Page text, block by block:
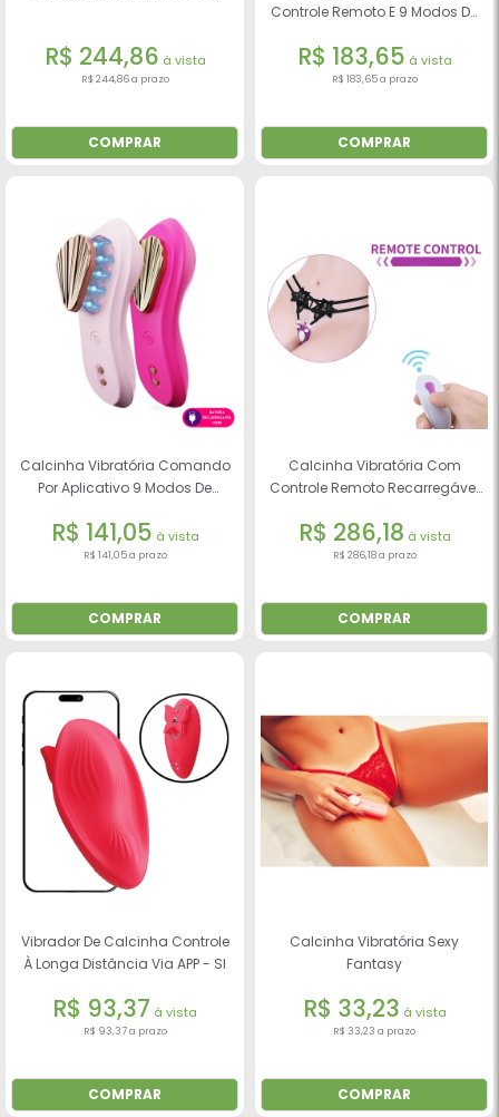
R$ 244,86 à vista
R$ 244,86 a prazo
COMPRAR
Controle Remoto E 9 Modos De
R$ 183,65 à vista
R$ 183,65 a prazo
COMPRAR
Calcinha Vibratória Comando
Por Aplicativo 9 Modos De
R$ 141,05 à vista
R$ 141,05 a prazo
COMPRAR
Calcinha Vibratória Com
Controle Remoto Recarregável
Rebecca
R$ 286,18 à vista
R$ 286,18 a prazo
COMPRAR
Vibrador De Calcinha Controle
À Longa Distância Via APP - SI
R$ 93,37 à vista
R$ 93,37 a prazo
COMPRAR
Calcinha Vibratória Sexy
Fantasy
R$ 33,23 à vista
R$ 33,23 a prazo
COMPRAR